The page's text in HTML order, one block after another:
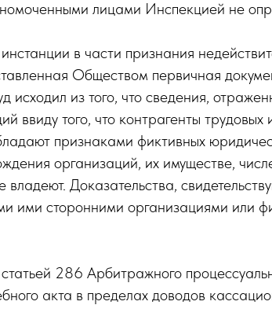
лицами Инспекцией не
в части признания
Обществом первичная
исходил из того, что сведения,
ввиду того, что контрагенты
признаками фиктивных
организаций, их имуществе,
Доказательства,
ими сторонними организациями или
286 Арбитражного
акта в пределах доводов